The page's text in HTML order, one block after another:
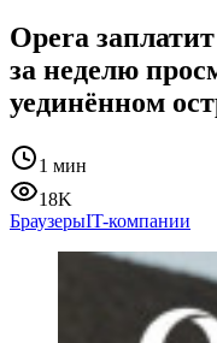
Opera
за неделю
уединённом
1 мин
18K
БраузерыIT-компании